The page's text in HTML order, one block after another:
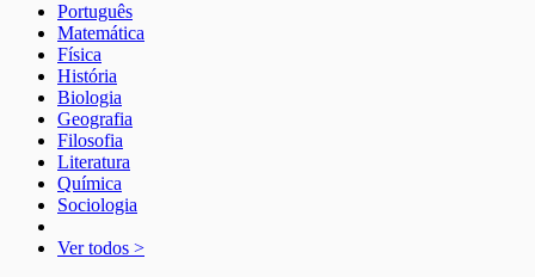
Português
Matemática
Física
História
Biologia
Geografia
Filosofia
Literatura
Química
Sociologia
Ver todos >